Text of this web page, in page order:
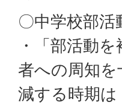
〇中学校部
・「部活動
者への周知
減する時期